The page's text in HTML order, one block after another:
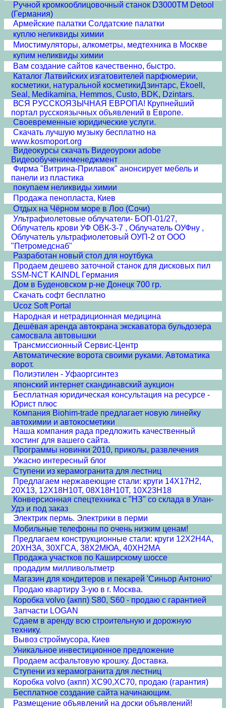
Ручной кромкооблицовочный станок D3000TM Detool
(Германия)
Армейские палатки Солдатские палатки
куплю неликвиды химии
Миостимуляторы, алкометры, медтехника в Москве
купим неликвиды химии
Вам создание сайтов качественно, быстро.
Каталог Латвийских изгатовителей парфюмерии,
косметики, натуральной косметикиДзинтарс, Ekoell,
Seal, Medikamina, Hemmos, Custo, BDK, Dzintars.
ВСЯ РУССКОЯЗЫЧНАЯ ЕВРОПА! Крупнейший
портал русскоязычных объявлений в Европе.
Своевременные юридические услуги.
Скачать лучшую музыку бесплатно на
www.kosmoport.org
Видеокурсы скачать Видеоуроки adobe
Видеообучениеменеджмент
Фирма "Витрина-Прилавок" анонсирует мебель и
панели из пластика
покупаем неликвиды химии
Продажа пенопласта, Киев
Отдых на Чёрном море в Лоо (Сочи)
Ультрафиолетовые облучатели- БОП-01/27,
Облучатель крови УФ ОВК-3-7 , Облучатель ОУФну ,
Облучатель ультрафиолетовый ОУП-2 от ООО
"Петромедснаб"
Разработан новый стол для ноутбука
Продаем дешево заточной станок для дисковых пил
SSM-NCT KAINDL Германия
Дом в Буденовском р-не Донецк 700 гр.
Скачать софт бесплатно
Ucoz Soft Portal
Народная и нетрадиционная медицина
Дешёвая аренда автокрана экскаватора бульдозера
самосвала автовышки
Трансмиссионный Сервис-Центр
Автоматические ворота своими руками. Автоматика
ворот.
Полиэтилен - Уфаоргсинтез
японский интернет скандинавский аукцион
Бесплатная юридическая консультация на ресурсе -
Юрист плюс
Компания Biohim-trade предлагает новую линейку
автохимии и автокосметики
Наша компания рада предложить качественный
хостинг для вашего сайта.
Программы новинки 2010, приколы, развлечения
Ужасно интересный блог
Ступени из керамогранита для лестниц
Предлагаем нержавеющие стали: круги 14Х17Н2,
20Х13, 12Х18Н10Т, 08Х18Н10Т, 10Х23Н18
Конверсионная спецтехника с "НЗ" со склада в Улан-
Удэ и под заказ
Электрик пермь. Электрики в перми
Мобильные телефоны по очень низким ценам!
Предлагаем конструкционные стали: круги 12Х2Н4А,
20ХН3А, 30ХГСА, 38Х2МЮА, 40ХН2МА
Продажа участков по Каширскому шоссе
продадим милливольтметр
Магазин для кондитеров и пекарей 'Синьор Антонио'
Продаю квартиру 3-ую в г. Москва.
Коробка volvo (акпп) S80, S60 - продаю с гарантией
Запчасти LOGAN
Сдаем в аренду всю строительную и дорожную
технику.
Вывоз строймусора, Киев
Уникальное инвестиционное предложение
Продаем асфальтовую крошку. Доставка.
Ступени из керамогранита для лестниц
Коробка volvo (акпп) XC90,XC70, продаю (гарантия)
Бесплатное создание сайта начинающим.
Размещение объявлений на доски объявлений!